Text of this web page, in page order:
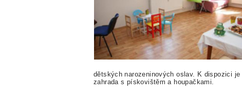
dětských narozeninových oslav. K dispozici
zahrada s pískovištěm a houpačkami.